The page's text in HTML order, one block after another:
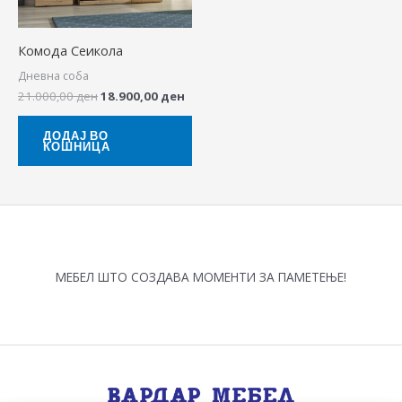
Комода Сеикола
Дневна соба
21.000,00ден18.900,00 ден
ДОДАЈ ВО
КОШНИЦА
МЕБЕЛ ШТО СОЗДАВА МОМЕНТИ ЗА ПАМЕТЕЊЕ!